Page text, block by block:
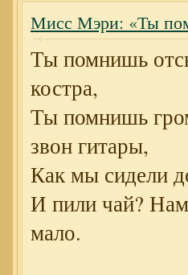
Мисс Мэри: «Ты
Ты помнишь
костра,
Ты помнишь
звон гитары,
Как мы сидели
И пили чай?
мало.